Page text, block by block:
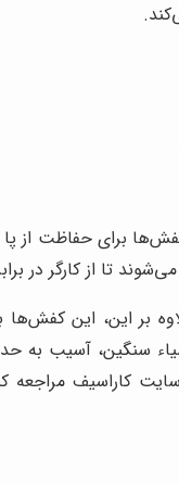
برای حفاظت از پا
تا از کارگر در
این، این کفش‌ها
سنگین، آسیب به
کاراسیف